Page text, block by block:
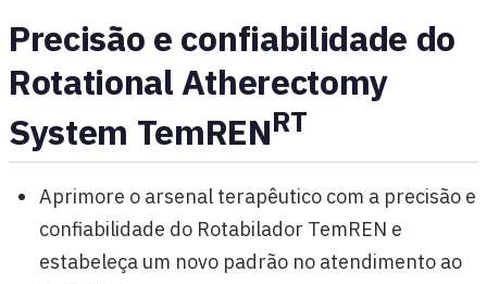
Precisão e confiabilidade do
Rotational Atherectomy
System TemRENRT
Aprimore o arsenal terapêutico com a precisão e
confiabilidade do Rotabilador TemREN e
estabeleça um novo padrão no atendimento ao